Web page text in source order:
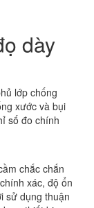
dày
lớp chống
xước và bụi
số đo chính
chắc chắn
xác, độ ổn
sử dụng thuận